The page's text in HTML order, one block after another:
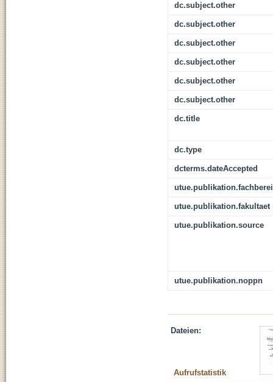
dc.subject.other
dc.subject.other
dc.subject.other
dc.subject.other
dc.subject.other
dc.subject.other
dc.title
dc.type
dcterms.dateAccepted
utue.publikation.fakultaet
utue.publikation.source
utue.publikation.noppn
Dateien:
Aufrufstatistik